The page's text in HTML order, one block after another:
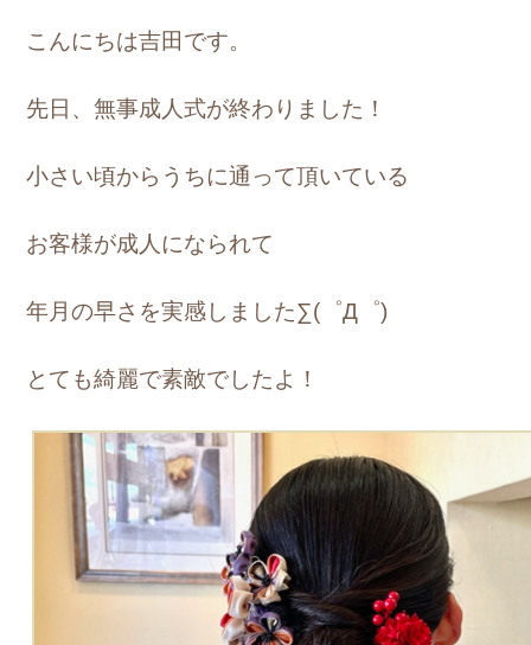
こんにちは吉田です。
先日、無事成人式が終わりました！
小さい頃からうちに通って頂いている
お客様が成人になられて
年月の早さを実感しました∑(゜Д゜)
とても綺麗で素敵でしたよ！